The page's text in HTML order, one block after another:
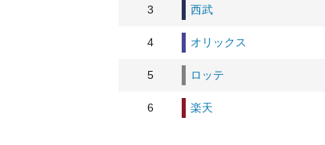
3 西武
4 オリックス
5 ロッテ
6 楽天